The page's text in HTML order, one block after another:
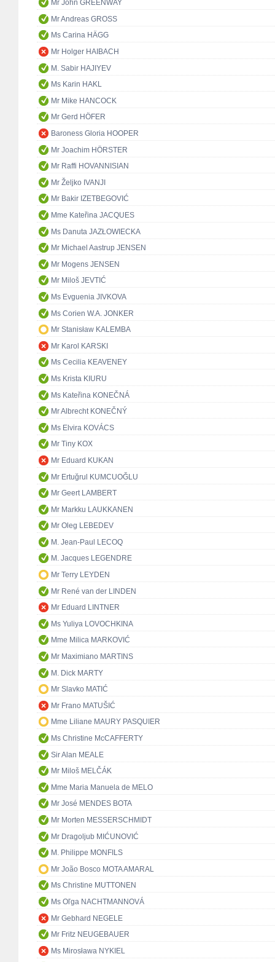
Mr John GREENWAY
Mr Andreas GROSS
Ms Carina HÄGG
Mr Holger HAIBACH
M. Sabir HAJIYEV
Ms Karin HAKL
Mr Mike HANCOCK
Mr Gerd HÖFER
Baroness Gloria HOOPER
Mr Joachim HÖRSTER
Mr Raffi HOVANNISIAN
Mr Željko IVANJI
Mr Bakir IZETBEGOVIĆ
Mme Kateřina JACQUES
Ms Danuta JAZŁOWIECKA
Mr Michael Aastrup JENSEN
Mr Mogens JENSEN
Mr Miloš JEVTIĆ
Ms Evguenia JIVKOVA
Ms Corien W.A. JONKER
Mr Stanisław KALEMBA
Mr Karol KARSKI
Ms Cecilia KEAVENEY
Ms Krista KIURU
Ms Kateřina KONEČNÁ
Mr Albrecht KONEČNÝ
Ms Elvira KOVÁCS
Mr Tiny KOX
Mr Eduard KUKAN
Mr Ertuğrul KUMCUOĞLU
Mr Geert LAMBERT
Mr Markku LAUKKANEN
Mr Oleg LEBEDEV
M. Jean-Paul LECOQ
M. Jacques LEGENDRE
Mr Terry LEYDEN
Mr René van der LINDEN
Mr Eduard LINTNER
Ms Yuliya LOVOCHKINA
Mme Milica MARKOVIĆ
Mr Maximiano MARTINS
M. Dick MARTY
Mr Slavko MATIĆ
Mr Frano MATUŠIĆ
Mme Liliane MAURY PASQUIER
Ms Christine McCAFFERTY
Sir Alan MEALE
Mr Miloš MELČÁK
Mme Maria Manuela de MELO
Mr José MENDES BOTA
Mr Morten MESSERSCHMIDT
Mr Dragoljub MIĆUNOVIĆ
M. Philippe MONFILS
Mr João Bosco MOTA AMARAL
Ms Christine MUTTONEN
Ms Oľga NACHTMANNOVÁ
Mr Gebhard NEGELE
Mr Fritz NEUGEBAUER
Ms Mirosława NYKIEL